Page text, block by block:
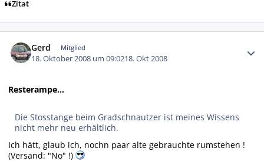
Zitat
Gerd Mitglied
18. Oktober 2008 um 09:0218. Okt 2008
Resterampe...
Die Stosstange beim Gradschnautzer ist meines Wissens
nicht mehr neu erhältlich.
Ich hätt, glaub ich, nochn paar alte gebrauchte rumstehen !
(Versand: "No" !)